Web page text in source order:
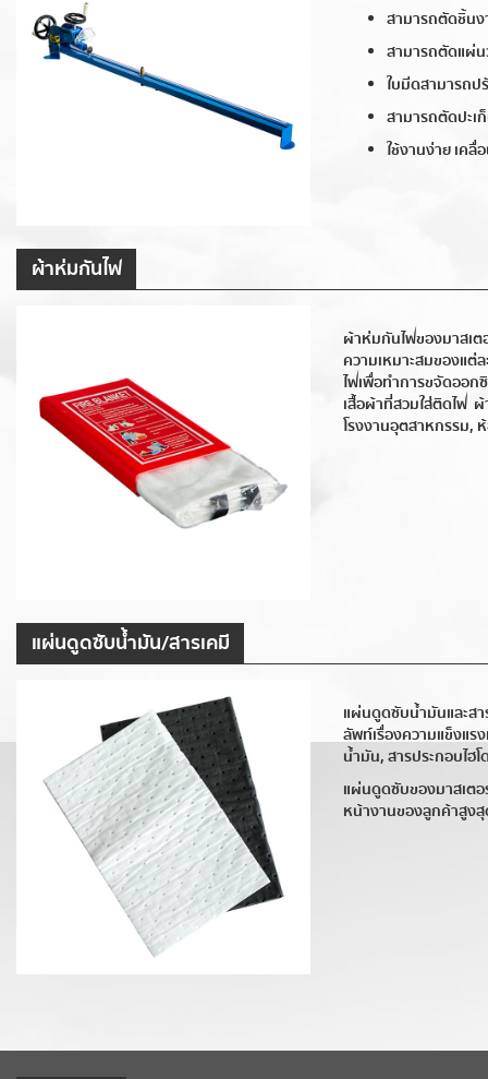
สามารถตัดชิ้น
สามารถตัดแผ่
ใบมีดสามารถป
สามารถตัดปะเ
ใช้งานง่าย เคลื่
ผ้าห่มกันไฟ
ผ้าห่มกันไฟของมาสเ
ความเหมาะสมของแต่
ไฟเพื่อทำการขจัดออ
เสื้อผ้าที่สวมใส่ติดไฟ
โรงงานอุตสาหกรรม,
แผ่นดูดซับน้ำมัน/สารเคมี
แผ่นดูดซับน้ำมันและส
ลัพท์เรื่องความแข็งแ
น้ำมัน, สารประกอบไฮ
แผ่นดูดซับของมาสเต
หน้างานของลูกค้าสูง